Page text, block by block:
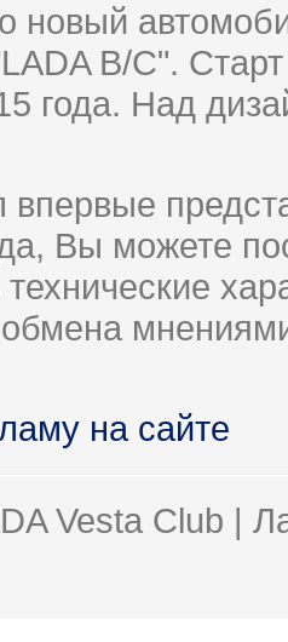
новый
B/C".
года. Над
впервые
Вы можете
технические
на сайте
Vesta Club |